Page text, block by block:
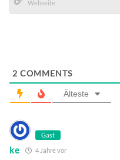
Mail*
2 COMMENTS
Älteste
Gast
ke 4 Jahre vor